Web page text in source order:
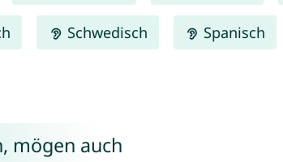
Schwedisch Spanisch
mögen auch